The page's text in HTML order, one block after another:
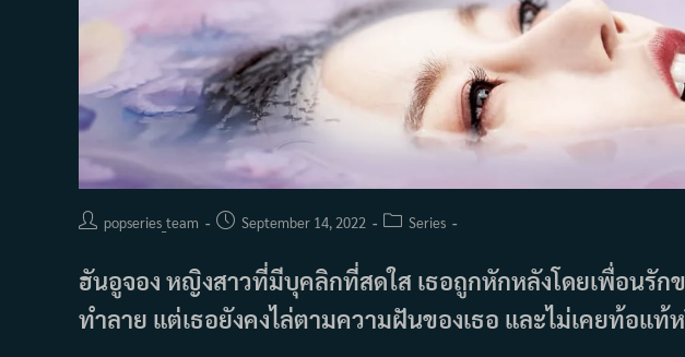
Postpopseries_team
PostSeptember 14, 2022
PostSeries
ฮันอูจอง หญิงสาวที่มีบุคลิกที่สดใส เธอถูกหักหลังโดยเพื่อนรัก
ทำลาย แต่เธอยังคงไล่ตามความฝันของเธอ และไม่เคยท้อแท้